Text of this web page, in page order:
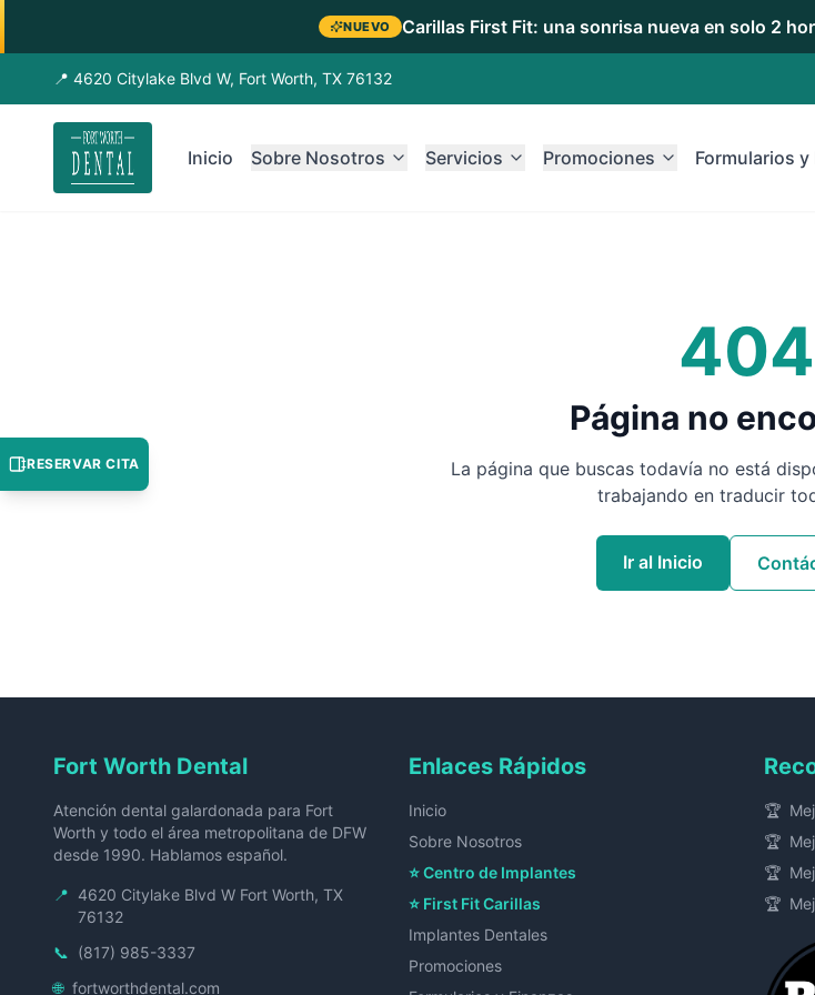
NUEVO Carillas First Fit: una sonrisa nueva en solo 2
📍 4620 Citylake Blvd W, Fort Worth, TX 76132
Inicio Sobre Nosotros Servicios Promociones Formularios y
404
Página no
La página que buscas todavía no está
trabajando en traducir
Ir al Inicio
Fort Worth Dental
Atención dental galardonada para Fort
Worth y todo el área metropolitana de DFW
desde 1990. Hablamos español.
📍 4620 Citylake Blvd W Fort Worth, TX
76132
📞 (817) 985-3337
🌐 fortworthdental.com
Enlaces Rápidos
Inicio
Sobre Nosotros
⭐ Centro de Implantes
⭐ First Fit Carillas
Implantes Dentales
Promociones
🏆
🏆
🏆
🏆
RESERVAR CITA